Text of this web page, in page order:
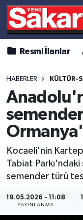
Resmi İlanlar
HABERLER KÜLTÜR-
Kocaeli'nin
Tabiat
semender türü
19.05.2026 - 11:08
YAYINLANMA